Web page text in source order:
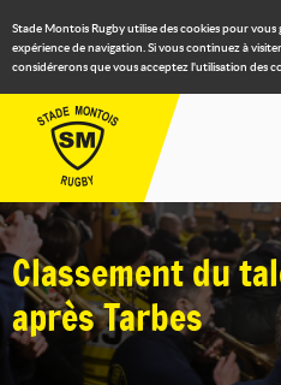
Stade Montois Rugby utilise des cookies pour
expérience de navigation. Si vous continuez à
considérerons que vous acceptez l'utilisation des
Classement du
après Tarbes